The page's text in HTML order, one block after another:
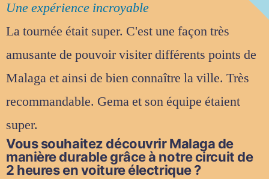
Une expérience incroyable
La tournée était super. C'est une façon très
amusante de pouvoir visiter différents points de
Malaga et ainsi de bien connaître la ville. Très
recommandable. Gema et son équipe étaient
super.
Vous souhaitez découvrir Malaga de
manière durable grâce à notre circuit de
2 heures en voiture électrique ?